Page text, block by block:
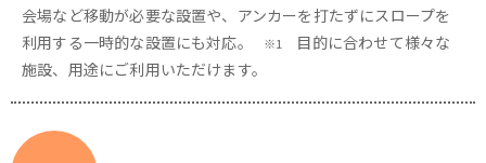
会場など移動が必要な設置や、アンカーを打たずにスロープを
利用する一時的な設置にも対応。
※1
目的に合わせて様々な
施設、用途にご利用いただけます。